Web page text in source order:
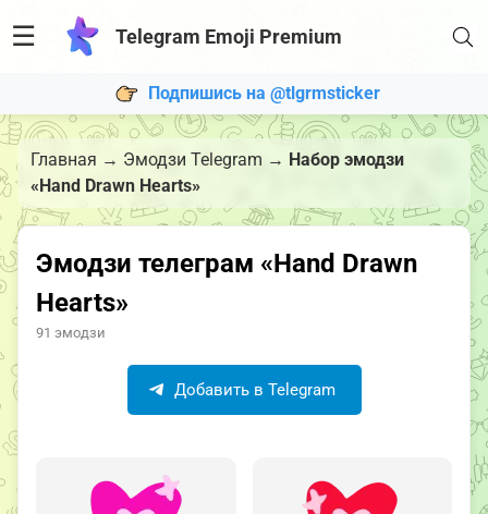
☰ Telegram Emoji Premium
Подпишись на @tlgrmsticker
Главная → Эмодзи Telegram → Набор эмодзи
«Hand Drawn Hearts»
Эмодзи телеграм «Hand Drawn
Hearts»
91 эмодзи
Добавить в Telegram